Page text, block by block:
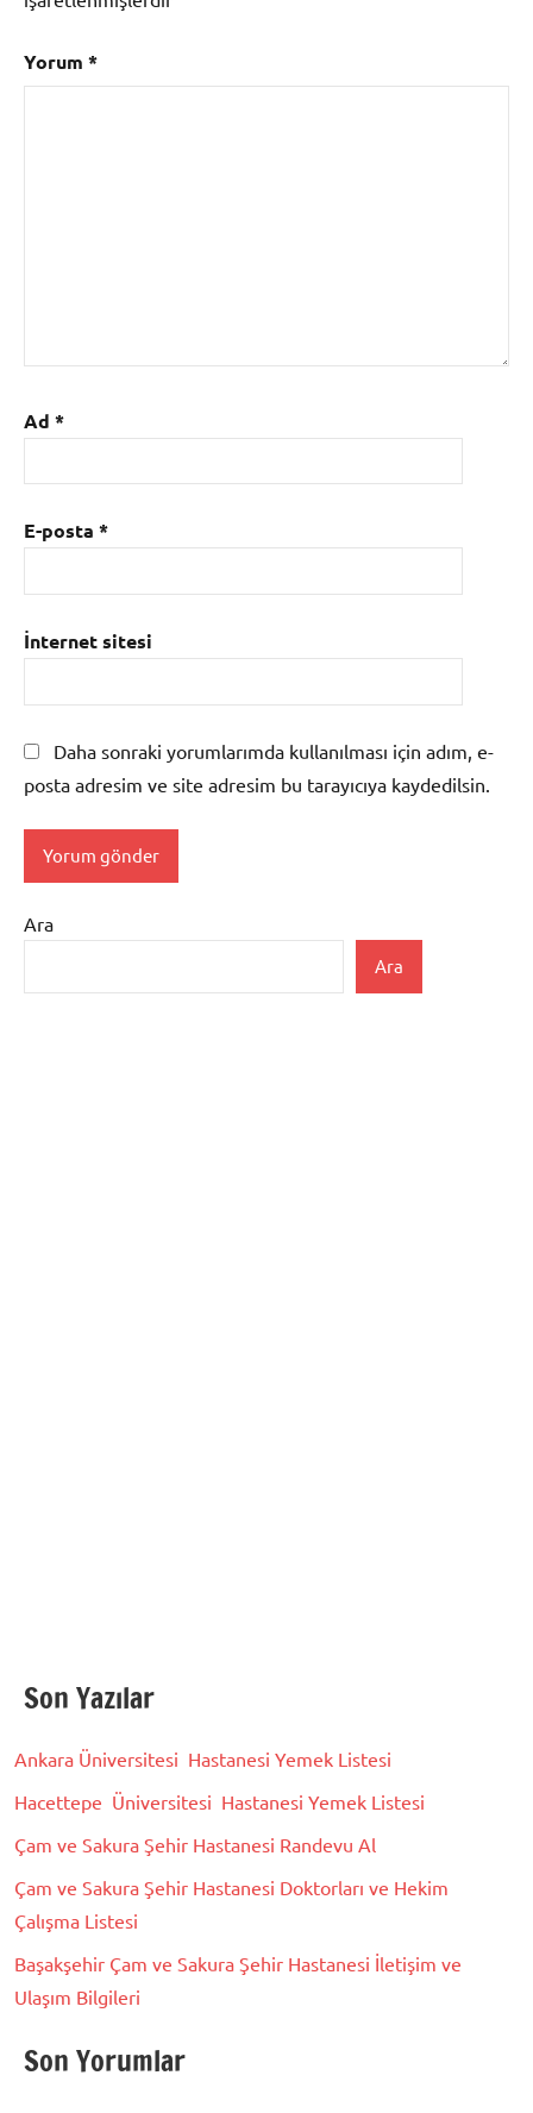
Yorum *
Ad *
E-posta *
İnternet sitesi
Daha sonraki yorumlarımda kullanılması için adım, e-
posta adresim ve site adresim bu tarayıcıya kaydedilsin.
Ara
Ara
Son Yazılar
Ankara Üniversitesi Hastanesi Yemek Listesi
Hacettepe Üniversitesi Hastanesi Yemek Listesi
Çam ve Sakura Şehir Hastanesi Randevu Al
Çam ve Sakura Şehir Hastanesi Doktorları ve Hekim
Çalışma Listesi
Başakşehir Çam ve Sakura Şehir Hastanesi İletişim ve
Ulaşım Bilgileri
Son Yorumlar